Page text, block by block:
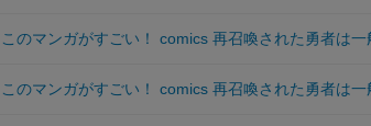
このマンガがすごい！ comics 再召喚された勇者は
このマンガがすごい！ comics 再召喚された勇者は